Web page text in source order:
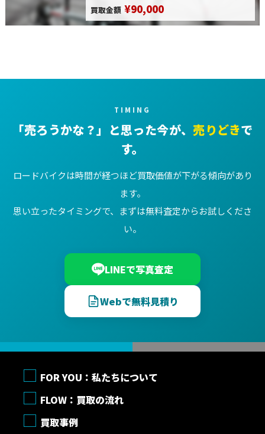
買取金額 ¥90,000
TIMING
「売ろうかな？」と思った今が、売りどきで
す。
ロードバイクは時間が経つほど買取価値が下がる傾向があり
ます。
思い立ったタイミングで、まずは無料査定からお試しくださ
い。
LINEで写真査定
Webで無料見積り
FOR YOU：私たちについて
FLOW：買取の流れ
買取事例